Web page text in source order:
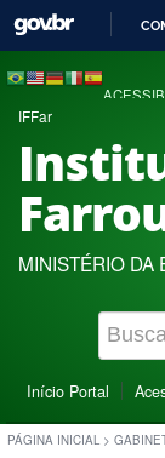
IFFar
MINISTÉRIO DA
Início Portal
PÁGINA INICIAL >